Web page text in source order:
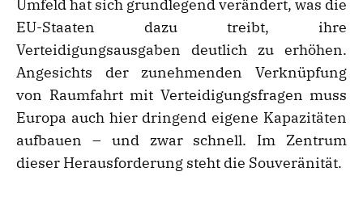
Umfeld hat sich grundlegend verändert, was die
EU-Staaten dazu treibt, ihre
Verteidigungsausgaben deutlich zu erhöhen.
Angesichts der zunehmenden Verknüpfung
von Raumfahrt mit Verteidigungsfragen muss
Europa auch hier dringend eigene Kapazitäten
aufbauen – und zwar schnell. Im Zentrum
dieser Herausforderung steht die Souveränität.